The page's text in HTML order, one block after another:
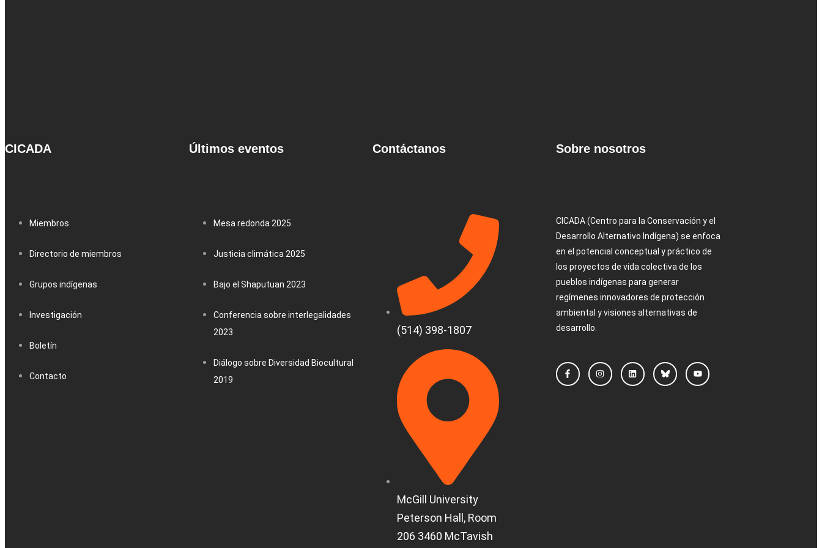
CICADA
Miembros
Directorio de miembros
Grupos indígenas
Investigación
Boletín
Contacto
Últimos eventos
Mesa redonda 2025
Justicia climática 2025
Bajo el Shaputuan 2023
Conferencia sobre interlegalidades
2023
Diálogo sobre Diversidad Biocultural
2019
Contáctanos
(514) 398-1807
McGill University
Peterson Hall, Room
206 3460 McTavish
Sobre nosotros
CICADA (Centro para la Conservación y el
Desarrollo Alternativo Indígena) se enfoca
en el potencial conceptual y práctico de
los proyectos de vida colectiva de los
pueblos indígenas para generar
regímenes innovadores de protección
ambiental y visiones alternativas de
desarrollo.